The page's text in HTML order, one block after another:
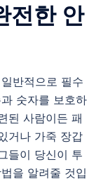
전한 안
반적으로 필수
숫자를 보호하
된 사람이든 패
거나 가죽 장갑
들이 당신이 투
을 알려줄 것입